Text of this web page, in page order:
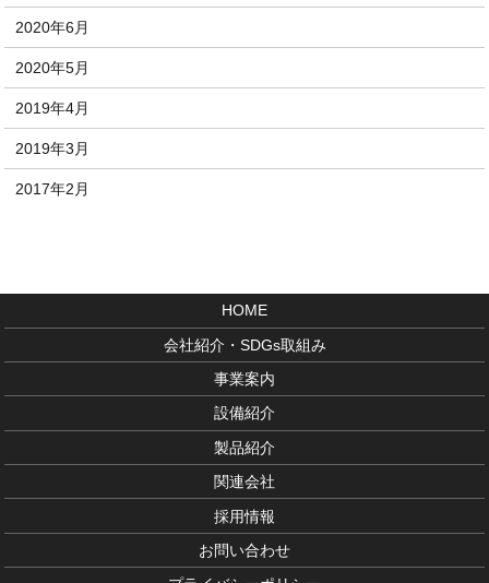
2020年6月
2020年5月
2019年4月
2019年3月
2017年2月
HOME
会社紹介・SDGs取組み
事業案内
設備紹介
製品紹介
関連会社
採用情報
お問い合わせ